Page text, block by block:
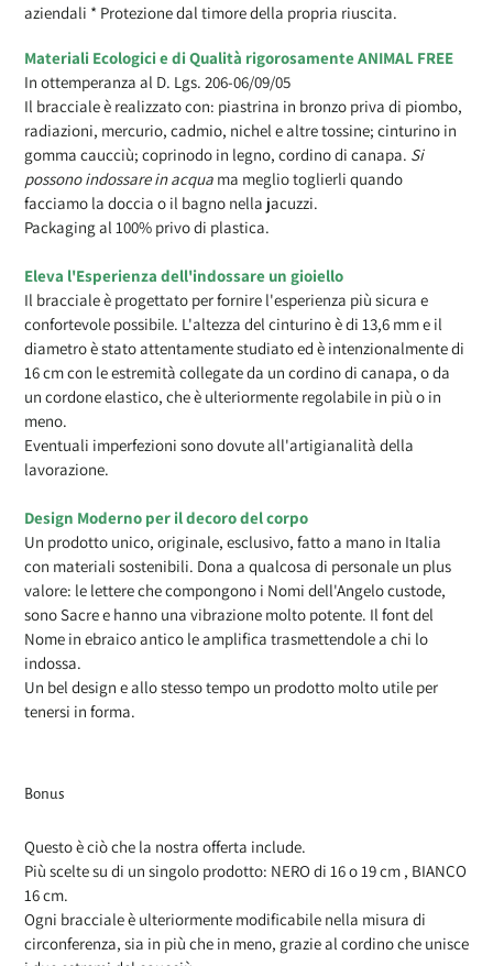
aziendali * Protezione dal timore della propria riuscita.
Materiali Ecologici e di Qualità rigorosamente ANIMAL FREE
In ottemperanza al D. Lgs. 206-06/09/05
Il bracciale è realizzato con: piastrina in bronzo priva di piombo,
radiazioni, mercurio, cadmio, nichel e altre tossine; cinturino in
gomma caucciù; coprinodo in legno, cordino di canapa. Si
possono indossare in acqua ma meglio toglierli quando
facciamo la doccia o il bagno nella jacuzzi.
Packaging al 100% privo di plastica.
Eleva l'Esperienza dell'indossare un gioiello
Il bracciale è progettato per fornire l'esperienza più sicura e
confortevole possibile. L'altezza del cinturino è di 13,6 mm e il
diametro è stato attentamente studiato ed è intenzionalmente di
16 cm con le estremità collegate da un cordino di canapa, o da
un cordone elastico, che è ulteriormente regolabile in più o in
meno.
Eventuali imperfezioni sono dovute all'artigianalità della
lavorazione.
Design Moderno per il decoro del corpo
Un prodotto unico, originale, esclusivo, fatto a mano in Italia
con materiali sostenibili. Dona a qualcosa di personale un plus
valore: le lettere che compongono i Nomi dell'Angelo custode,
sono Sacre e hanno una vibrazione molto potente. Il font del
Nome in ebraico antico le amplifica trasmettendole a chi lo
indossa.
Un bel design e allo stesso tempo un prodotto molto utile per
tenersi in forma.
Bonus
Questo è ciò che la nostra offerta include.
Più scelte su di un singolo prodotto: NERO di 16 o 19 cm , BIANCO
16 cm.
Ogni bracciale è ulteriormente modificabile nella misura di
circonferenza, sia in più che in meno, grazie al cordino che unisce